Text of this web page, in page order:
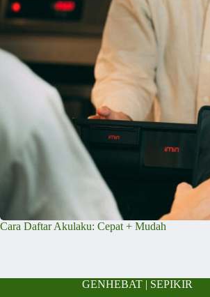
Cara Daftar Akulaku: Cepat + Mudah
GENHEBAT | SEPIKIR